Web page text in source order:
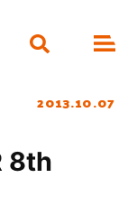
2013.10.07
8th